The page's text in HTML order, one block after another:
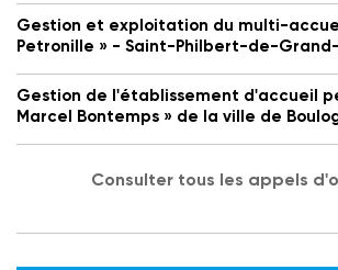
Gestion et exploitation du multi-
Petronille » - Saint-Philbert-de-
Gestion de l'établissement d'accueil
Marcel Bontemps » de la ville de
Consulter tous les appels